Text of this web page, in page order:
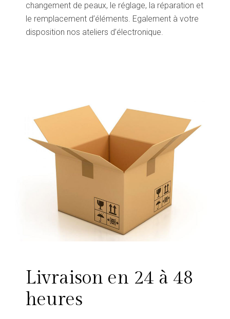
changement de peaux, le réglage, la réparation et
le remplacement d’éléments. Egalement à votre
disposition nos ateliers d’électronique.
Livraison en 24 à 48
heures